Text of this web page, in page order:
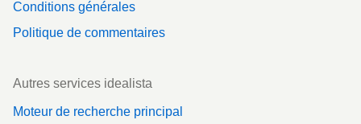
Conditions générales
Politique de commentaires
Autres services idealista
Moteur de recherche principal